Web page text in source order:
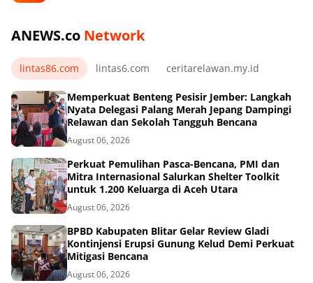
ANEWS.co Network
lintas86.com lintas6.com ceritarelawan.my.id
Memperkuat Benteng Pesisir Jember: Langkah
Nyata Delegasi Palang Merah Jepang Dampingi
Relawan dan Sekolah Tangguh Bencana
August 06, 2026
Perkuat Pemulihan Pasca-Bencana, PMI dan
Mitra Internasional Salurkan Shelter Toolkit
untuk 1.200 Keluarga di Aceh Utara
August 06, 2026
BPBD Kabupaten Blitar Gelar Review Gladi
Kontinjensi Erupsi Gunung Kelud Demi Perkuat
Mitigasi Bencana
August 06, 2026